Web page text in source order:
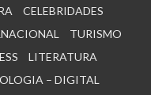
CELEBRIDADES
TURISMO
LITERATURA
– DIGITAL